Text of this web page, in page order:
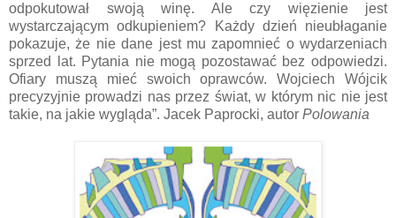
odpokutował swoją winę. Ale czy więzienie jest
wystarczającym odkupieniem? Każdy dzień nieubłaganie
pokazuje, że nie dane jest mu zapomnieć o wydarzeniach
sprzed lat. Pytania nie mogą pozostawać bez odpowiedzi.
Ofiary muszą mieć swoich oprawców. Wojciech Wójcik
precyzyjnie prowadzi nas przez świat, w którym nic nie jest
takie, na jakie wygląda”. Jacek Paprocki, autor Polowania